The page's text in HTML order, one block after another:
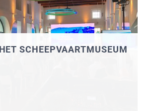
SCHEEPVAARTMUSEUM